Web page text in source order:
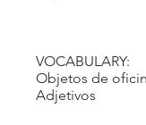
VOCABULARY:
Objetos de
Adjetivos